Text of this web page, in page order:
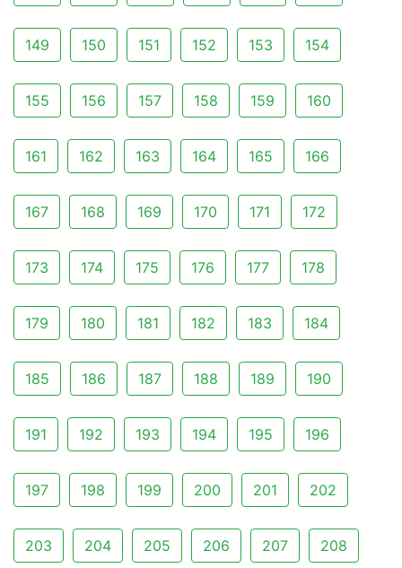
149 150 151 152 153 154
155 156 157 158 159 160
161 162 163 164 165 166
167 168 169 170 171 172
173 174 175 176 177 178
179 180 181 182 183 184
185 186 187 188 189 190
191 192 193 194 195 196
197 198 199 200 201 202
203 204 205 206 207 208